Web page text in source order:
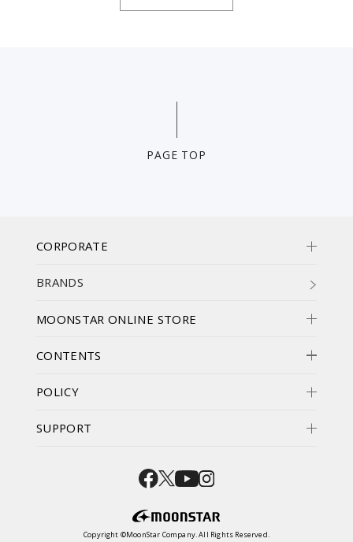
PAGE TOP
CORPORATE
BRANDS
MOONSTAR ONLINE STORE
CONTENTS
POLICY
SUPPORT
Copyright ©MoonStar Company. All Rights Reserved.